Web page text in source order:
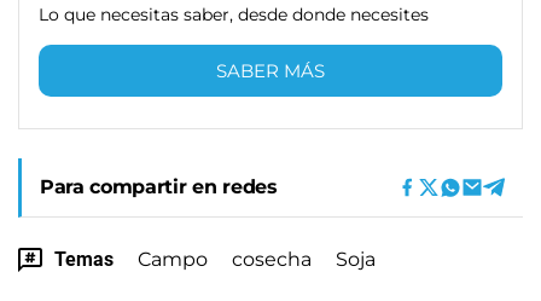
Lo que necesitas saber, desde donde necesites
SABER MÁS
Para compartir en redes
Temas Campo cosecha Soja